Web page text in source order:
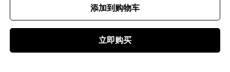
添加到购物车
立即购买